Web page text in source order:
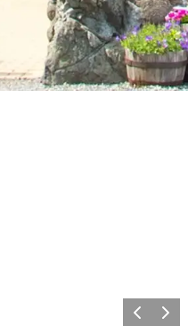
ZurückWeiter